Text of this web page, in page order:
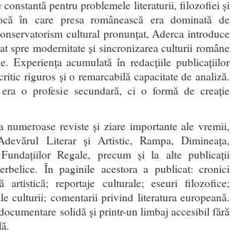
constantă pentru problemele literaturii, filozofiei și
în care presa românească era dominată de
cultural pronunțat, Aderca introduce
spre modernitate și sincronizarea culturii române
Experiența acumulată în redacțiile publicațiilor
riguros și o remarcabilă capacitate de analiză.
o profesie secundară, ci o formă de creație
reviste și ziare importante ale vremii,
Literar și Artistic, Rampa, Dimineața,
Regale, precum și la alte publicații
În paginile acestora a publicat: cronici
artistică; reportaje culturale; eseuri filozofice;
culturii; comentarii privind literatura europeană.
solidă și printr-un limbaj accesibil fără